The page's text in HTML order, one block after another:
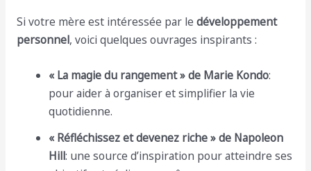
Si votre mère est intéressée par le développement
personnel, voici quelques ouvrages inspirants :
« La magie du rangement » de Marie Kondo:
pour aider à organiser et simplifier la vie
quotidienne.
« Réfléchissez et devenez riche » de Napoleon
Hill: une source d’inspiration pour atteindre ses